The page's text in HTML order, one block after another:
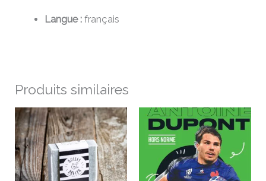
Langue :français
Produits similaires